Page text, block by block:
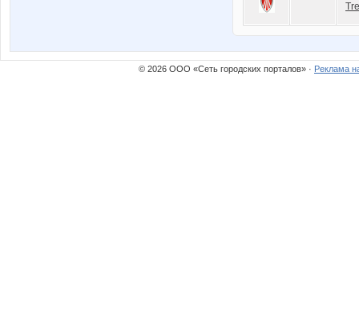
© 2026 ООО «Сеть городских порталов» · Реклама